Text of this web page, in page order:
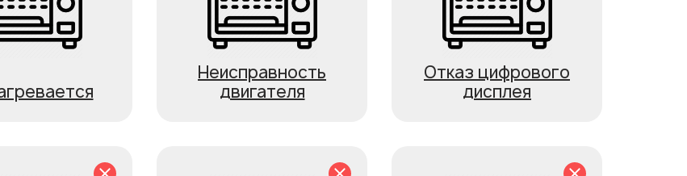
Неисправность
двигателя
Отказ цифрового
дисплея